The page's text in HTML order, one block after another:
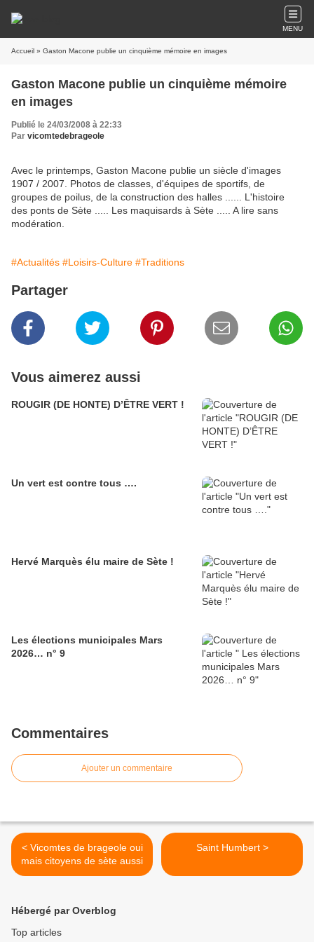
MENU
Accueil » Gaston Macone publie un cinquième mémoire en images
Gaston Macone publie un cinquième mémoire
en images
Publié le 24/03/2008 à 22:33
Par vicomtedebrageole
Avec le printemps, Gaston Macone publie un siècle d'images
1907 / 2007. Photos de classes, d'équipes de sportifs, de
groupes de poilus, de la construction des halles ...... L'histoire
des ponts de Sète ..... Les maquisards à Sète ..... A lire sans
modération.
#Actualités #Loisirs-Culture #Traditions
Partager
Vous aimerez aussi
ROUGIR (DE HONTE) D’ÊTRE VERT !
Un vert est contre tous ….
Hervé Marquès élu maire de Sète !
Les élections municipales Mars
2026… n° 9
Commentaires
Ajouter un commentaire
< Vicomtes de brageole oui
mais citoyens de sète aussi
Saint Humbert >
Hébergé par Overblog
Top articles